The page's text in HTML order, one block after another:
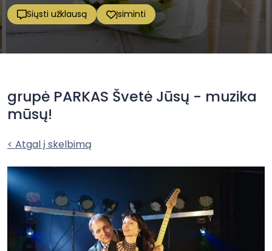
Siųsti užklausą Įsiminti
grupė PARKAS Švetė Jūsų - muzika
mūsų!
< Atgal į skelbimą